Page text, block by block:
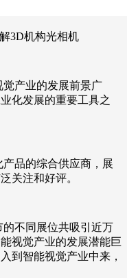
3D机构光相机
产业的发展前景广
化发展的重要工具之
品的综合供应商，展
关注和好评。
的不同展位共吸引近万
视觉产业的发展潜能巨
到智能视觉产业中来，